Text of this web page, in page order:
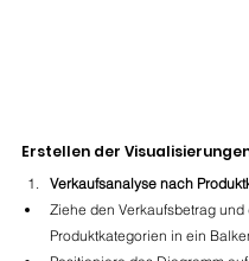
Erstellen der
Verkaufsanalyse nach
Ziehe den Verkaufsbetrag und
Produktkategorien in ein